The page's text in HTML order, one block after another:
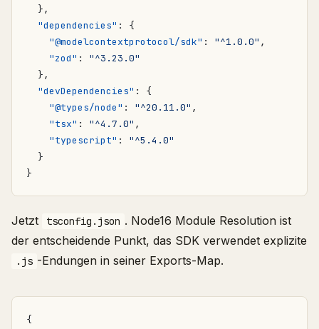
},
"dependencies" :
{
"@modelcontextprotocol/sdk" : "^1.0.0" ,
"zod" :
"^3.23.0"
},
"devDependencies" :
{
"@types/node" : "^20.11.0" ,
"tsx" : "^4.7.0" ,
"typescript" :
"^5.4.0"
}
}
Jetzt tsconfig.json . Node16 Module Resolution ist
der entscheidende Punkt, das SDK verwendet explizite
.js -Endungen in seiner Exports-Map.
{